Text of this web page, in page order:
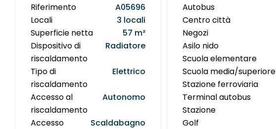
Riferimento
A05696
Locali
3 locali
Superficie netta
57 m²
Dispositivo di
riscaldamento
Radiatore
Tipo di
riscaldamento
Elettrico
Accesso al
riscaldamento
Autonomo
Accesso
Scaldabagno
Autobus
Centro città
Negozi
Asilo nido
Scuola elementare
Scuola media/superiore
Stazione ferroviaria
Terminal autobus
Stazione
Golf